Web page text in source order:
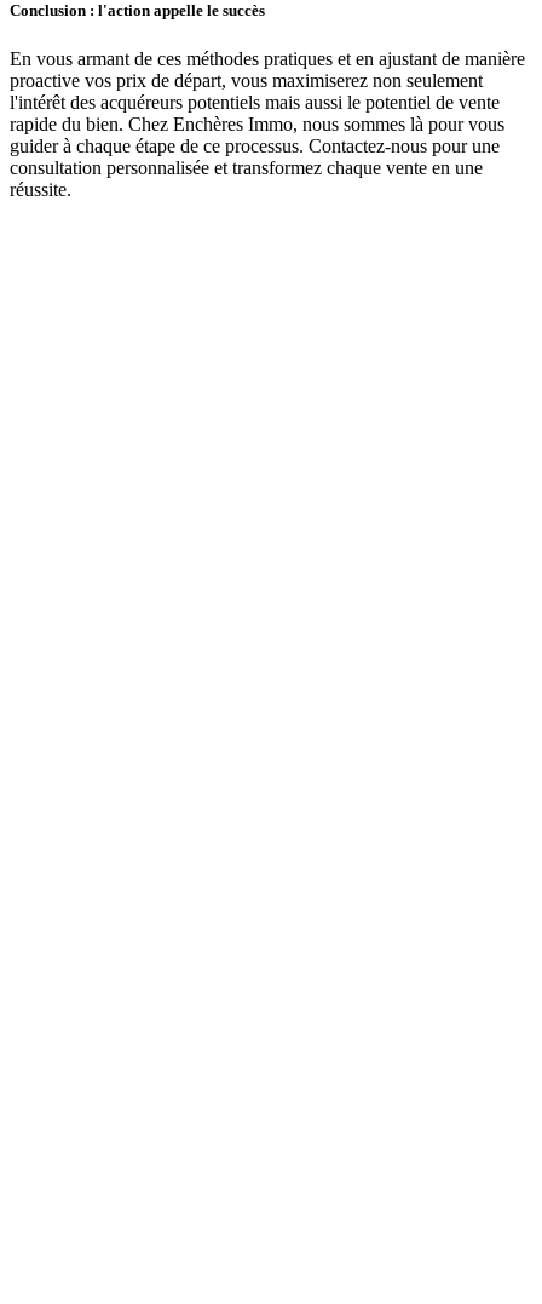
Conclusion : l'action appelle le succès
En vous armant de ces méthodes pratiques et en ajustant de manière
proactive vos prix de départ, vous maximiserez non seulement
l'intérêt des acquéreurs potentiels mais aussi le potentiel de vente
rapide du bien. Chez Enchères Immo, nous sommes là pour vous
guider à chaque étape de ce processus. Contactez-nous pour une
consultation personnalisée et transformez chaque vente en une
réussite.